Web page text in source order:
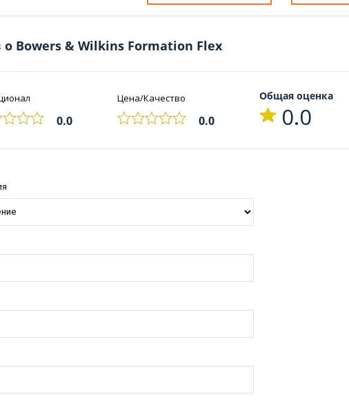
Bowers & Wilkins Formation Flex
0.0
Цена/Качество
0.0
Общая оценка
0.0